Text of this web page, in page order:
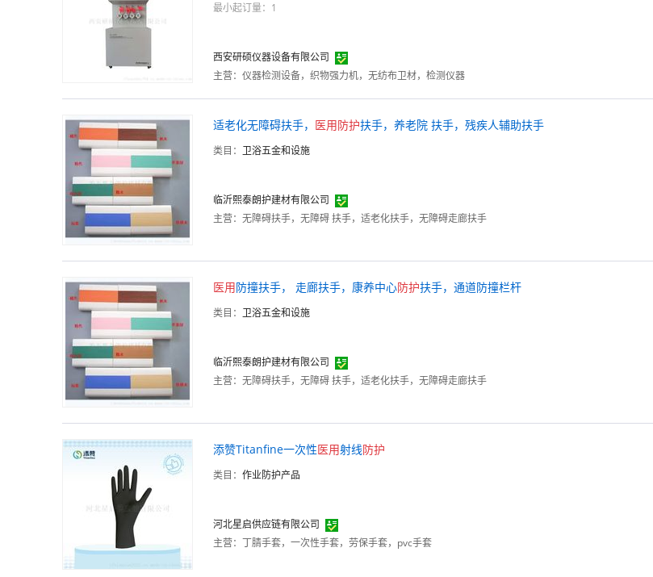
最小起订量：1
西安研硕仪器设备有限公司
主营： 仪器检测设备，织物强力机，无纺布卫材，检测仪器
适老化无障碍扶手， 医用防护扶手，养老院 扶手，残疾人辅助扶手
类目： 卫浴五金和设施
临沂熙泰朗护建材有限公司
主营： 无障碍扶手，无障碍 扶手，适老化扶手，无障碍走廊扶手
医用防撞扶手， 走廊扶手，康养中心防护扶手，通道防撞栏杆
类目： 卫浴五金和设施
临沂熙泰朗护建材有限公司
主营： 无障碍扶手，无障碍 扶手，适老化扶手，无障碍走廊扶手
添赞Titanfine一次性医用射线防护
类目： 作业防护产品
河北星启供应链有限公司
主营： 丁腈手套，一次性手套，劳保手套，pvc手套